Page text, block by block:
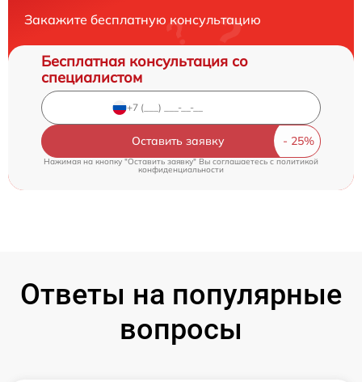
Закажите бесплатную консультацию
Бесплатная консультация со
специалистом
Оставить заявку
Нажимая на кнопку "Оставить заявку" Вы соглашаетесь cполитикой
конфиденциальности
Ответы на популярные
вопросы